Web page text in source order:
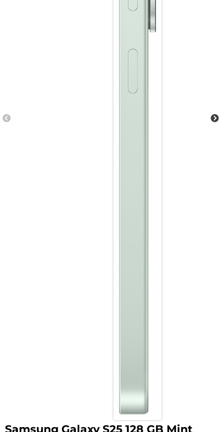
Samsung Galaxy S25 128 GB Mint